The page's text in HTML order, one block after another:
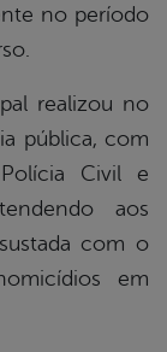
no período
realizou no
pública, com
Civil e
aos
com o
em